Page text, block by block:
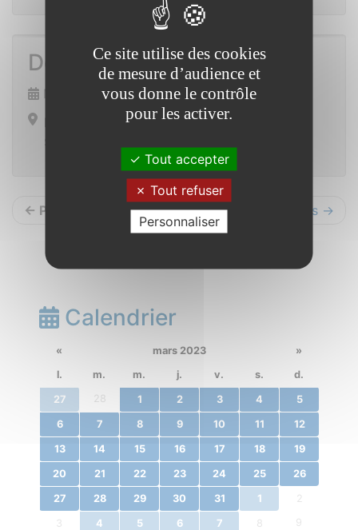
Do it yourself
Mercredi 19 avril 2023 de 10h00 à 11h30
Place de la mairie
← Précédents Suivants →
Calendrier
« mars 2023
»
l.
m. m. j. v. s. d.
27 28 1 2 3 4 5
6 7 8 9 10 11 12
13 14 15 16 17 18 19
20 21 22 23 24 25 26
27 28 29 30 31 1 2
3 4 5 6 7 8 9
Ce site utilise des cookies
de mesure d’audience et
vous donne le contrôle
pour les activer.
Tout accepter
Tout refuser
Personnaliser